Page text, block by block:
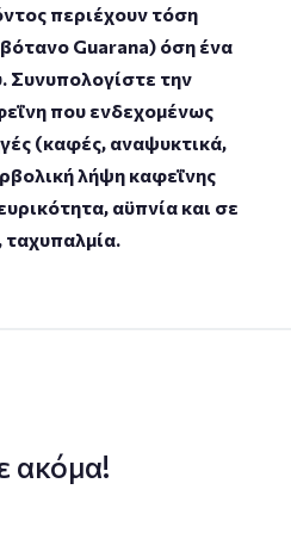
περιέχουν τόση
Guarana) όση ένα
Συνυπολογίστε την
που ενδεχομένως
(καφές, αναψυκτικά,
λήψη καφεΐνης
αϋπνία και σε
ταχυπαλμία.
ακόμα!